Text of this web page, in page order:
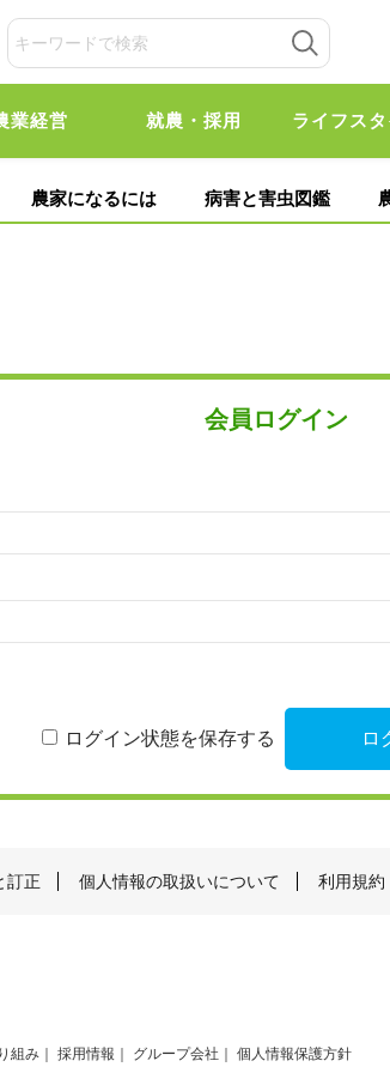
業経営 就農・採用 ライフス
農家になるには 病害と害虫図鑑
会員ログイン
ログイン状態を保存する
訂正 個人情報の取扱いについて 利用規約
組み 採用情報 グループ会社 個人情報保護方針